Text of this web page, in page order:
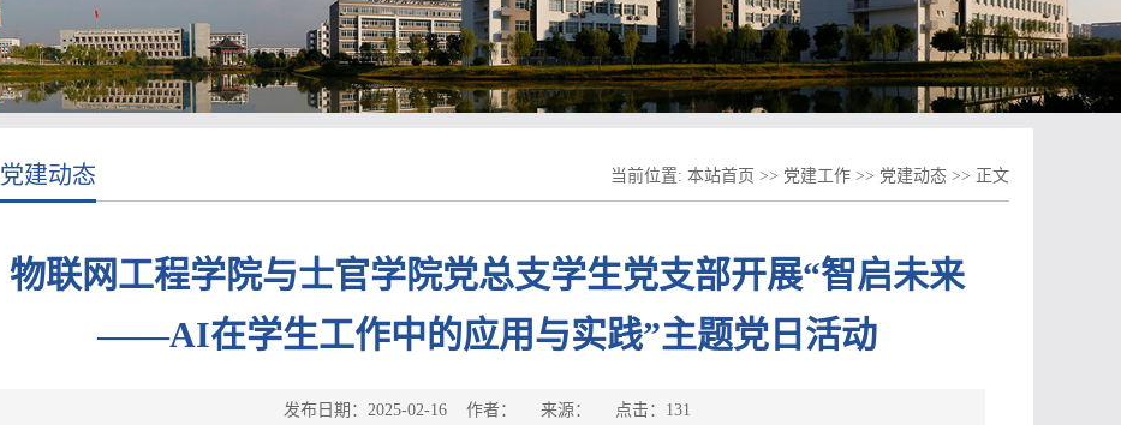
党建动态 当前位置: 本站首页 >> 党建工作 >> 党建动态 >> 正文
物联网工程学院与士官学院党总支学生党支部开展“智启未来
——AI在学生工作中的应用与实践”主题党日活动
发布日期：2025-02-16 作者： 来源： 点击： 131